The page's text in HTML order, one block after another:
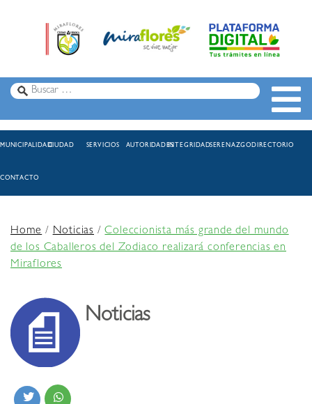
MUNICIPALIDADCIUDAD SERVICIOS AUTORIDADESINTEGRIDADSERENAZGODIRECTORIO
CONTACTO
Home/Noticias /Coleccionista más grande del mundo
de los Caballeros del Zodiaco realizará conferencias en
Miraflores
Noticias